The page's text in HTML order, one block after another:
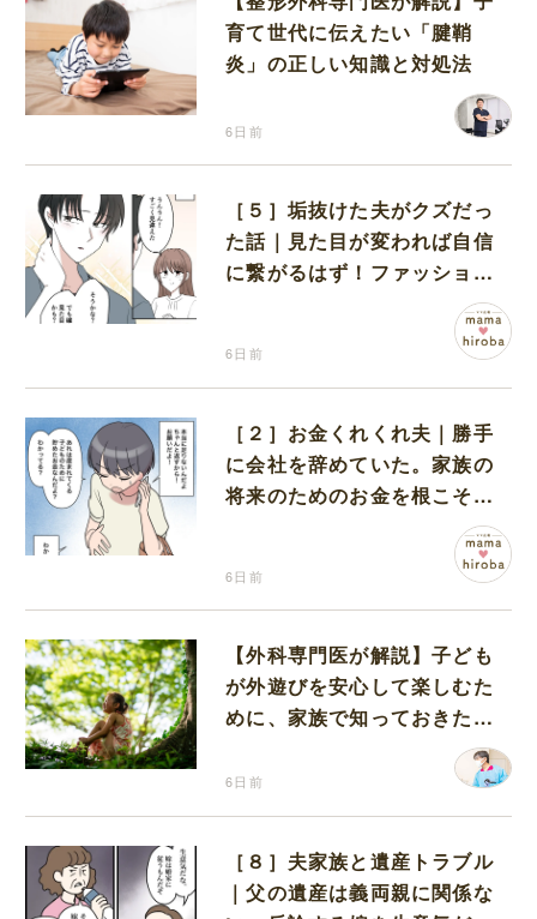
育て世代に伝えたい「腱鞘
炎」の正しい知識と対処法
6日前
［５］垢抜けた夫がクズだっ
た話｜見た目が変われば自信
に繋がるはず！ファッション
6日前
［２］お金くれくれ夫｜勝手
に会社を辞めていた。家族の
将来のためのお金を根こそぎ
6日前
【外科専門医が解説】子ども
が外遊びを安心して楽しむた
めに、家族で知っておきたい
6日前
［８］夫家族と遺産トラブル
｜父の遺産は義両親に関係な